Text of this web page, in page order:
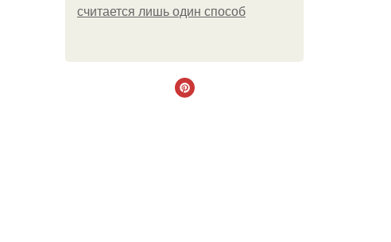
считается лишь один способ